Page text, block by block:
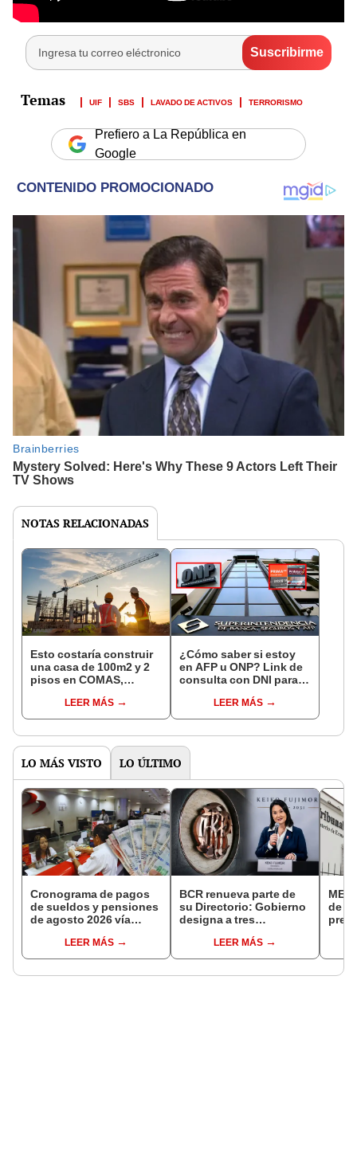
UIF SBS LAVADO DE ACTIVOS TERRORISMO
Prefiero a La República en
Google
NOTAS RELACIONADAS
Esto costaría construir
una casa de 100m2 y 2
pisos en COMAS,
distritos de LIMA
NORTE
LEER MÁS
¿Cómo saber si estoy
en AFP u ONP? Link de
consulta con DNI para
pensiones estás
LEER MÁS
LO MÁS VISTO LO ÚLTIMO
Cronograma de pagos
de sueldos y pensiones
de agosto 2026 vía
conoce las fechas de
depósito
LEER MÁS
BCR renueva parte de
su Directorio: Gobierno
designa a tres
EjecutivoLEER MÁS
MEF
de la